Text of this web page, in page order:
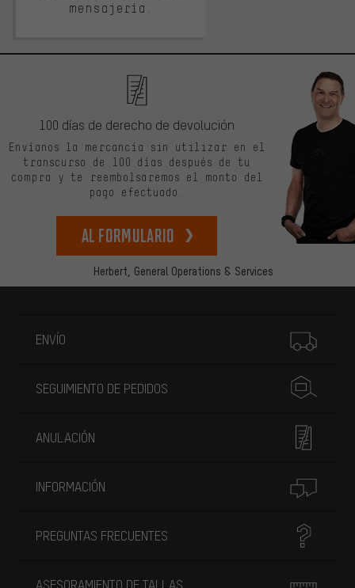
mensajería.
Herbert, General Operations & Services
100 días de derecho de devolución
Envíanos la mercancía sin utilizar en el
transcurso de 100 días después de tu
compra y te reembolsaremos el monto del
pago efectuado.
Al formulario
ENVÍO
SEGUIMIENTO DE PEDIDOS
ANULACIÓN
INFORMACIÓN
PREGUNTAS FRECUENTES